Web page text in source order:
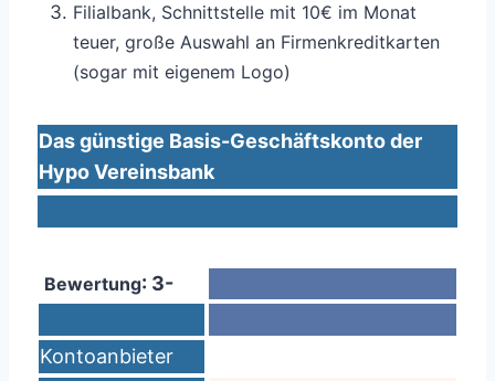
Filialbank, Schnittstelle mit 10€ im Monat
teuer, große Auswahl an Firmenkreditkarten
(sogar mit eigenem Logo)
Das günstige Basis-Geschäftskonto der
Hypo Vereinsbank
Bewertung: 3-
Kontoanbieter